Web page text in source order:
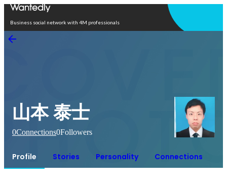
Business social network with 4M professionals
山本 泰士
0Connections0Followers
Profile Stories Personality Connections